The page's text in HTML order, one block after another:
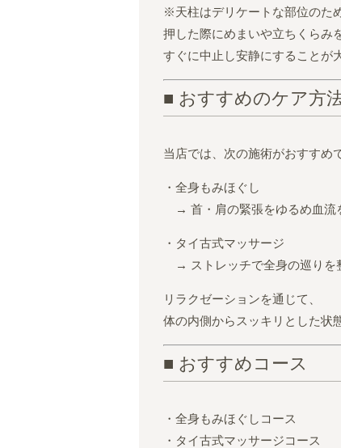
※天柱はデリケートな部位のため
押した際にめまいや立ちくらみ
すぐに中止し安静にすることが
■ おすすめのケア方
当店では、次の施術がおすすめ
・全身もみほぐし
→ 首・肩の緊張をゆるめ血流
・タイ古式マッサージ
→ ストレッチで全身の巡りを
リラクゼーションを通じて、
体の内側からスッキリとした状
■ おすすめコース
・全身もみほぐしコース
・タイ古式マッサージコース